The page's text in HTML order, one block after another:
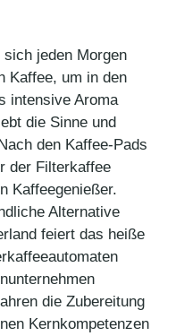
jeden Morgen
Kaffee, um in den
intensive Aroma
die Sinne und
den Kaffee-Pads
der Filterkaffee
Kaffeegenießer.
Alternative
feiert das heiße
die Zubereitung
Kernkompetenzen